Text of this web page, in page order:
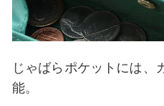
じゃばらポケットには、
能。